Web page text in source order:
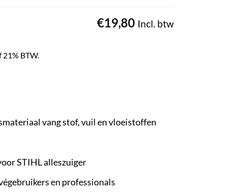
€19,80 Incl. btw
BTW.
vang stof, vuil en vloeistoffen
STIHL alleszuiger
en professionals